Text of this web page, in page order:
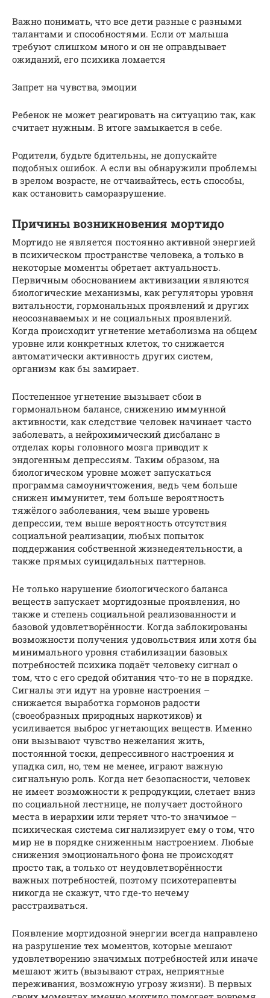
Важно понимать, что все дети разные с разными
талантами и способностями. Если от малыша
требуют слишком много и он не оправдывает
ожиданий, его психика ломается
Запрет на чувства, эмоции
Ребенок не может реагировать на ситуацию так, как
считает нужным. В итоге замыкается в себе.
Родители, будьте бдительны, не допускайте
подобных ошибок. А если вы обнаружили проблемы
в зрелом возрасте, не отчаивайтесь, есть способы,
как остановить саморазрушение.
Причины возникновения мортидо
Мортидо не является постоянно активной энергией
в психическом пространстве человека, а только в
некоторые моменты обретает актуальность.
Первичным обоснованием активизации являются
биологические механизмы, как регуляторы уровня
витальности, гормональных проявлений и других
неосознаваемых и не социальных проявлений.
Когда происходит угнетение метаболизма на общем
уровне или конкретных клеток, то снижается
автоматически активность других систем,
организм как бы замирает.
Постепенное угнетение вызывает сбои в
гормональном балансе, снижению иммунной
активности, как следствие человек начинает часто
заболевать, а нейрохимический дисбаланс в
отделах коры головного мозга приводит к
эндогенным депрессиям. Таким образом, на
биологическом уровне может запускаться
программа самоуничтожения, ведь чем больше
снижен иммунитет, тем больше вероятность
тяжёлого заболевания, чем выше уровень
депрессии, тем выше вероятность отсутствия
социальной реализации, любых попыток
поддержания собственной жизнедеятельности, а
также прямых суицидальных паттернов.
Не только нарушение биологического баланса
веществ запускает мортидозные проявления, но
также и степень социальной реализованности и
базовой удовлетворённости. Когда заблокированы
возможности получения удовольствия или хотя бы
минимального уровня стабилизации базовых
потребностей психика подаёт человеку сигнал о
том, что с его средой обитания что-то не в порядке.
Сигналы эти идут на уровне настроения –
снижается выработка гормонов радости
(своеобразных природных наркотиков) и
усиливается выброс угнетающих веществ. Именно
они вызывают чувство нежелания жить,
постоянной тоски, депрессивного настроения и
упадка сил, но, тем не менее, играют важную
сигнальную роль. Когда нет безопасности, человек
не имеет возможности к репродукции, слетает вниз
по социальной лестнице, не получает достойного
места в иерархии или теряет что-то значимое –
психическая система сигнализирует ему о том, что
мир не в порядке сниженным настроением. Любые
снижения эмоционального фона не происходят
просто так, а только от неудовлетворённости
важных потребностей, поэтому психотерапевты
никогда не скажут, что где-то нечему
расстраиваться.
Появление мортидозной энергии всегда направлено
на разрушение тех моментов, которые мешают
удовлетворению значимых потребностей или иначе
мешают жить (вызывают страх, неприятные
переживания, возможную угрозу жизни). В первых